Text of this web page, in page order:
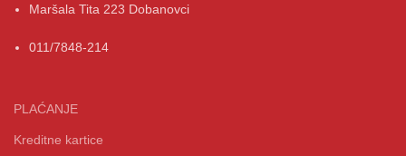
Maršala Tita 223 Dobanovci
011/7848-214
PLAĆANJE
Kreditne kartice